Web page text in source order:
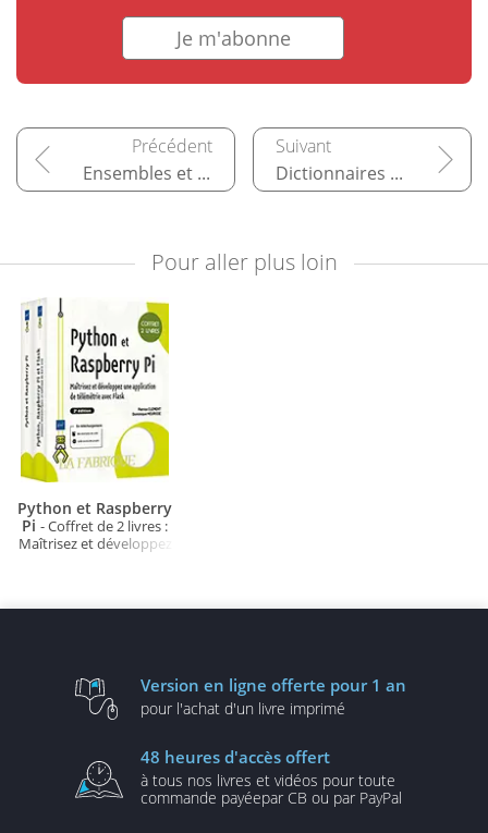
Je m'abonne
Ensembles et algorithmes appliqués Dictionnaires et algorithmes appliqués
Pour aller plus loin
Python et Raspberry
Pi - Coffret de 2 livres :
Maîtrisez et développez
Version en ligne offerte pour 1 an
pour l'achat d'un livre imprimé
48 heures d'accès offert
à tous nos livres et vidéos pour toute
commande payéepar CB ou par PayPal